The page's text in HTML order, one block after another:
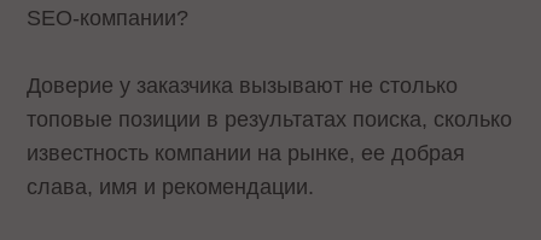
SEO-компании?
Доверие у заказчика вызывают не столько
топовые позиции в результатах поиска, сколько
известность компании на рынке, ее добрая
слава, имя и рекомендации.